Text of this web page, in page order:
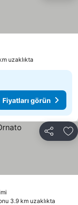
uzaklıkta
Fiyatları görün
Paylaş
3.9 km uzaklıkta